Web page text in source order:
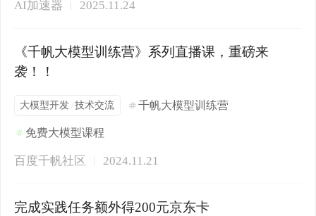
AI加速器 2025.11.24
《千帆大模型训练营》系列直播课，重磅来
袭！！
大模型开发 /技术交流 千帆大模型训练营
免费大模型课程
百度千帆社区 2024.11.21
完成实践任务额外得200元京东卡